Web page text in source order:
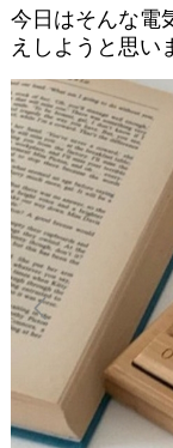
今日はそんな電
えしようと思い